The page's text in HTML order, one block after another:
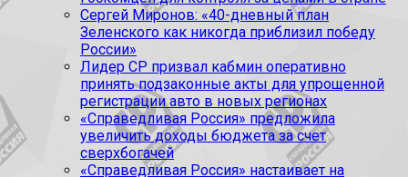
Сергей Миронов: «40-дневный план
Зеленского как никогда приблизил победу
России»
Лидер СР призвал кабмин оперативно
принять подзаконные акты для упрощенной
регистрации авто в новых регионах
«Справедливая Россия» предложила
увеличить доходы бюджета за счет
сверхбогачей
«Справедливая Россия» настаивает на